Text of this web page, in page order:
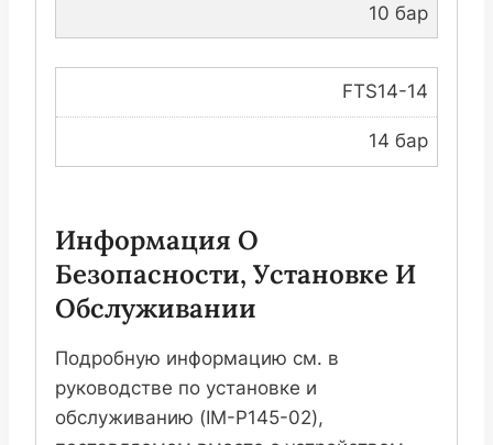
10 бар
FTS14-14
14 бар
Информация О
Безопасности, Установке И
Обслуживании
Подробную информацию см. в
руководстве по установке и
обслуживанию (IM-P145-02),